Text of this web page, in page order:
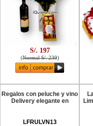
S/. 197
(Normal S/. 239)
Regalos con peluche y vino
Delivery elegante en
LFRULVN13